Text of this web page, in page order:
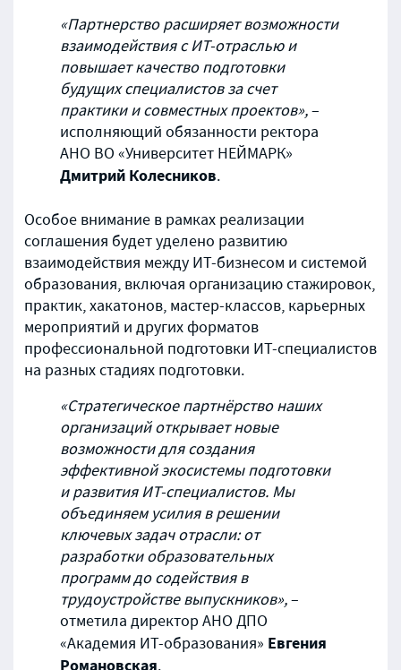
«Партнерство расширяет возможности
взаимодействия с ИТ-отраслью и
повышает качество подготовки
будущих специалистов за счет
практики и совместных проектов»,–
исполняющий обязанности ректора
АНО ВО «Университет НЕЙМАРК»
Дмитрий Колесников.
Особое внимание в рамках реализации
соглашения будет уделено развитию
взаимодействия между ИТ-бизнесом и системой
образования, включая организацию стажировок,
практик, хакатонов, мастер-классов, карьерных
мероприятий и других форматов
профессиональной подготовки ИТ-специалистов
на разных стадиях подготовки.
«Стратегическое партнёрство наших
организаций открывает новые
возможности для создания
эффективной экосистемы подготовки
и развития ИТ-специалистов. Мы
объединяем усилия в решении
ключевых задач отрасли: от
разработки образовательных
программ до содействия в
трудоустройстве выпускников»,–
отметила директор АНО ДПО
«Академия ИТ-образования» Евгения
Романовская.